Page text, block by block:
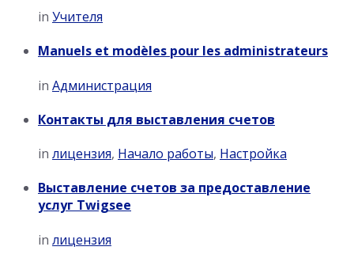
in Учителя
Manuels et modèles pour les administrateurs
in Администрация
Контакты для выставления счетов
in лицензия, Начало работы, Настройка
Выставление счетов за предоставление
услуг Twigsee
in лицензия